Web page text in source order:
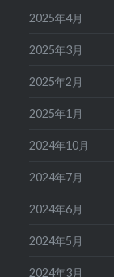
2025年4月
2025年3月
2025年2月
2025年1月
2024年10月
2024年7月
2024年6月
2024年5月
2024年3月